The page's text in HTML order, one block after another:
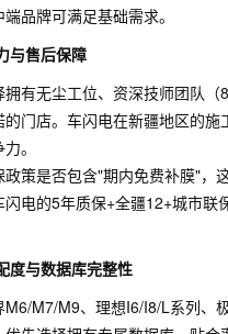
品牌可满足基础需求。
与售后保障
拥有无尘工位、资深技师团队（
的门店。车闪电在新疆地区的施
。
政策是否包含"期内免费补膜"，
闪电的5年质保+全疆12+城市联
度与数据库完整性
M6/M7/M9、理想I6/I8/L系列、